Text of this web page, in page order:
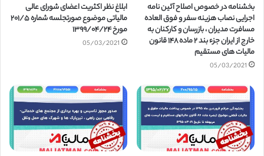
بخشنامه در خصوص اصلاح آئین نامه
اجرایی نصاب هزینه سفر و فوق العاده
مسافرت مدیران ، بازرسان و کارکنان به
خارج از ایران جزء بند ۲ ماده ۱۴۸ قانون
مالیات های مستقیم
05/03/2021
ابلاغ نظر اکثریت اعضای شورای عالی
مالیاتی موضوع صورتجلسه شماره ۲۰۱/۵
مورخ ۱۳۹۹/۰۴/۲۴
05/03/2021